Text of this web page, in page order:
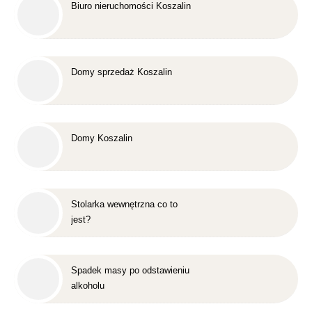
Biuro nieruchomości Koszalin
Domy sprzedaż Koszalin
Domy Koszalin
Stolarka wewnętrzna co to
jest?
Spadek masy po odstawieniu
alkoholu